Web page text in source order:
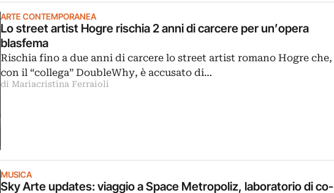
ARTE CONTEMPORANEA
Lo street artist Hogre rischia 2 anni di carcere per un’opera
blasfema
Rischia fino a due anni di carcere lo street artist romano Hogre che,
con il “collega” DoubleWhy, è accusato di…
di Mariacristina Ferraioli
MUSICA
Sky Arte updates: viaggio a Space Metropoliz, laboratorio di co-